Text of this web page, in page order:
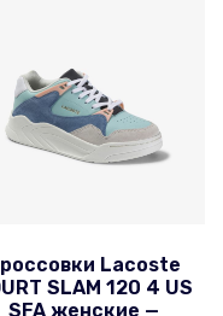
Lacoste
SLAM 120 4 US
SFA женские —